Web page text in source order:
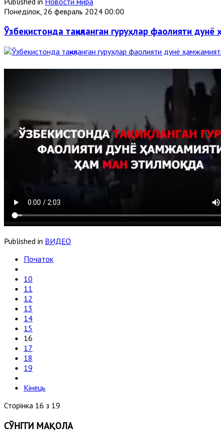
Понеділок, 26 февраль 2024 00:00
Ўзбекистонда тақиқланган гуруҳлар фаолияти
Published in ВИДЕО
Початок
10
11
12
13
14
15
16
17
18
19
Кінець
Сторінка 16 з 19
СЎНГГИ МАҚОЛА